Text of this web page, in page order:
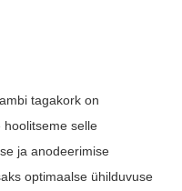
tagakork on
hoolitseme selle
ja anodeerimise
optimaalse ühilduvuse